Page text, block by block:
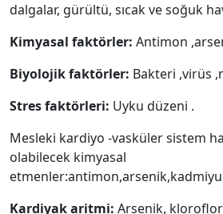
dalgalar, gürültü, sıcak ve soğuk
Kimyasal faktörler: Antimon
Biyolojik faktörler: Bakteri ,virüs
Stres faktörleri: Uyku düzeni .
Mesleki kardiyo -vasküler sistem
olabilecek kimyasal
Kardiyak aritmi: Arsenik,